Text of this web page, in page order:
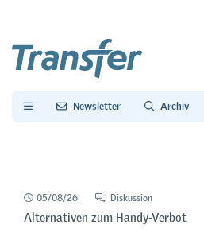
Newsletter Archiv
05/08/26 Diskussion
Alternativen zum Handy-Verbot